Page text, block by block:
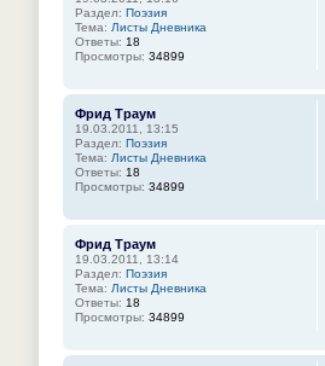
Раздел: Поэзия
Тема: Листы Дневника
Ответы: 18
Просмотры: 34899
Фрид Траум
19.03.2011, 13:15
Раздел: Поэзия
Тема: Листы Дневника
Ответы: 18
Просмотры: 34899
Фрид Траум
19.03.2011, 13:14
Раздел: Поэзия
Тема: Листы Дневника
Ответы: 18
Просмотры: 34899